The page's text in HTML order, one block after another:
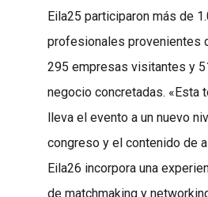
Eila25 participaron más de
profesionales provenientes
295 empresas visitantes y
negocio concretadas. «Esta
lleva el evento a un nuevo
congreso y el contenido de
Eila26 incorpora una
de matchmaking y